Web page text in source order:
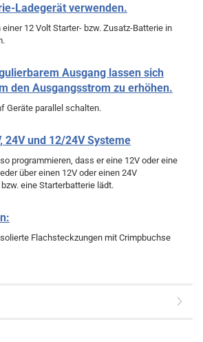
Ladegerät verwenden.
12 Volt Starter- bzw. Zusatz-Batterie in
Ausgang lassen sich
den Ausgangsstrom zu erhöhen.
Geräte parallel schalten.
24V und 12/24V Systeme
programmieren, dass er eine 12V oder eine
über einen 12V oder einen 24V
eine Starterbatterie lädt.
Flachsteckzungen mit Crimpbuchse